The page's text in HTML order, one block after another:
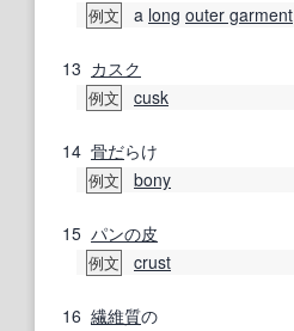
例文 a long outer garment
13 カスク
例文 cusk
14 骨だらけ
例文 bony
15 パンの皮
例文 crust
16 繊維質の